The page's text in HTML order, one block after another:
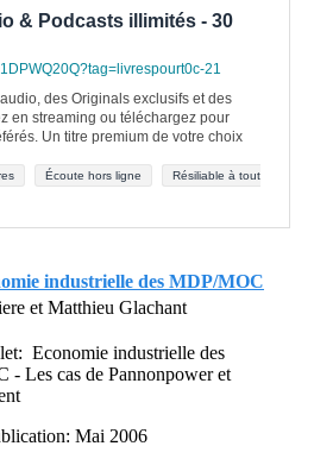
& Podcasts illimités - 30
21
des Originals exclusifs et des
en streaming ou téléchargez pour
Un titre premium de votre choix
Écoute hors ligne
Résiliable à tout
industrielle des MDP/MOC
et Matthieu Glachant
Economie industrielle des
- Les cas de Pannonpower et
Mai 2006